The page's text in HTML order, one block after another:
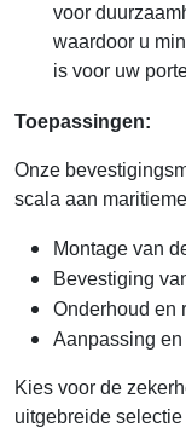
voor
waardoor u
is voor uw
Toepassingen:
Onze
scala aan
Montage van
Bevestiging
Onderhoud en
Aanpassing
Kies voor de
uitgebreide